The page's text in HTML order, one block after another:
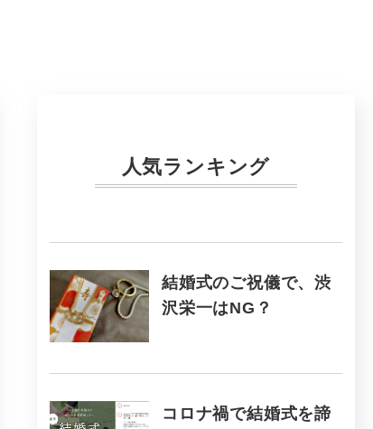
人気ランキング
結婚式のご祝儀で、渋
沢栄一はNG？
コロナ禍で結婚式を諦